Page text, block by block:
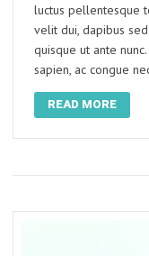
luctus pellentesque
velit dui, dapibus
quisque ut ante
sapien, ac congue
READ MORE